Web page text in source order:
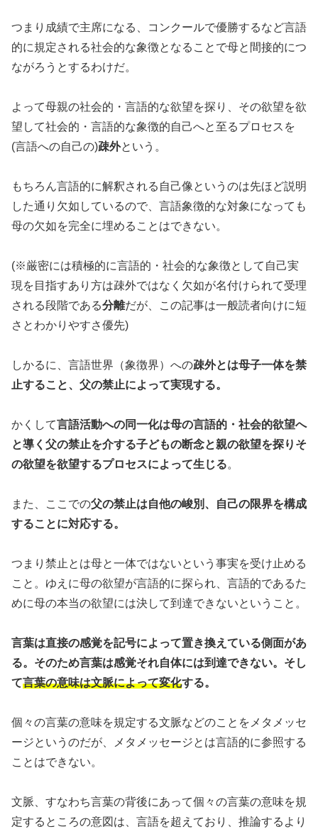
つまり成績で主席になる、コンクールで優勝するなど言語
的に規定される社会的な象徴となることで母と間接的につ
ながろうとするわけだ。
よって母親の社会的・言語的な欲望を探り、その欲望を欲
望して社会的・言語的な象徴的自己へと至るプロセスを
(言語への自己の)疎外という。
もちろん言語的に解釈される自己像というのは先ほど説明
した通り欠如しているので、言語象徴的な対象になっても
母の欠如を完全に埋めることはできない。
(※厳密には積極的に言語的・社会的な象徴として自己実
現を目指すあり方は疎外ではなく欠如が名付けられて受理
される段階である分離だが、この記事は一般読者向けに短
さとわかりやすさ優先)
しかるに、言語世界（象徴界）への疎外とは母子一体を禁
止すること、父の禁止によって実現する。
かくして言語活動への同一化は母の言語的・社会的欲望へ
と導く父の禁止を介する子どもの断念と親の欲望を探りそ
の欲望を欲望するプロセスによって生じる。
また、ここでの父の禁止は自他の峻別、自己の限界を構成
することに対応する。
つまり禁止とは母と一体ではないという事実を受け止める
こと。ゆえに母の欲望が言語的に探られ、言語的であるた
めに母の本当の欲望には決して到達できないということ。
言葉は直接の感覚を記号によって置き換えている側面があ
る。そのため言葉は感覚それ自体には到達できない。そし
て言葉の意味は文脈によって変化する。
個々の言葉の意味を規定する文脈などのことをメタメッセ
ージというのだが、メタメッセージとは言語的に参照する
ことはできない。
文脈、すなわち言葉の背後にあって個々の言葉の意味を規
定するところの意図は、言語を超えており、推論するより